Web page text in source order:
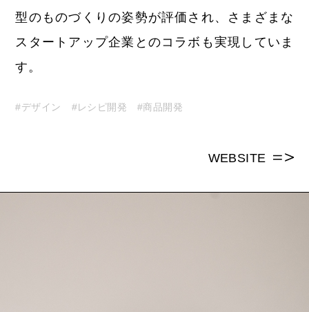
型のものづくりの姿勢が評価され、さまざまな
スタートアップ企業とのコラボも実現していま
す。
#デザイン #レシピ開発 #商品開発
WEBSITE